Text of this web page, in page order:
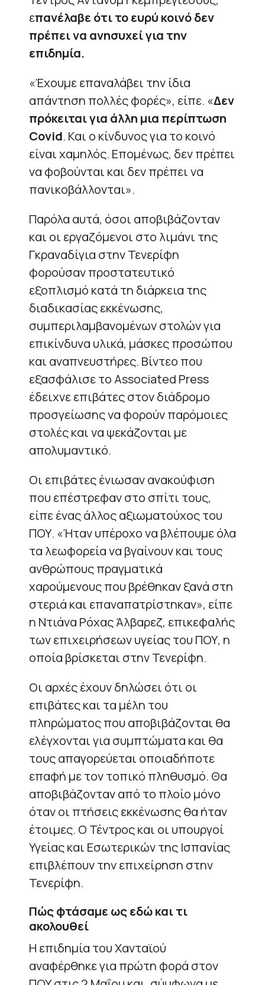
επανέλαβε ότι το ευρύ κοινό δεν
πρέπει να ανησυχεί για την
επιδημία.
«Έχουμε επαναλάβει την ίδια
απάντηση πολλές φορές», είπε. «Δεν
πρόκειται για άλλη μια περίπτωση
Covid. Και ο κίνδυνος για το κοινό
είναι χαμηλός. Επομένως, δεν πρέπει
να φοβούνται και δεν πρέπει να
πανικοβάλλονται».
Παρόλα αυτά, όσοι αποβιβάζονταν
και οι εργαζόμενοι στο λιμάνι της
Γκραναδίγια στην Τενερίφη
φορούσαν προστατευτικό
εξοπλισμό κατά τη διάρκεια της
διαδικασίας εκκένωσης,
συμπεριλαμβανομένων στολών για
επικίνδυνα υλικά, μάσκες προσώπου
και αναπνευστήρες. Βίντεο που
εξασφάλισε το Associated Press
έδειχνε επιβάτες στον διάδρομο
προσγείωσης να φορούν παρόμοιες
στολές και να ψεκάζονται με
απολυμαντικό.
Οι επιβάτες ένιωσαν ανακούφιση
που επέστρεφαν στο σπίτι τους,
είπε ένας άλλος αξιωματούχος του
ΠΟΥ. «Ήταν υπέροχο να βλέπουμε όλα
τα λεωφορεία να βγαίνουν και τους
ανθρώπους πραγματικά
χαρούμενους που βρέθηκαν ξανά στη
στεριά και επαναπατρίστηκαν», είπε
η Ντιάνα Ρόχας Άλβαρεζ, επικεφαλής
των επιχειρήσεων υγείας του ΠΟΥ, η
οποία βρίσκεται στην Τενερίφη.
Οι αρχές έχουν δηλώσει ότι οι
επιβάτες και τα μέλη του
πληρώματος που αποβιβάζονται θα
ελέγχονται για συμπτώματα και θα
τους απαγορεύεται οποιαδήποτε
επαφή με τον τοπικό πληθυσμό. Θα
αποβιβάζονταν από το πλοίο μόνο
όταν οι πτήσεις εκκένωσης θα ήταν
έτοιμες. Ο Τέντρος και οι υπουργοί
Υγείας και Εσωτερικών της Ισπανίας
επιβλέπουν την επιχείρηση στην
Τενερίφη.
Πώς φτάσαμε ως εδώ και τι
ακολουθεί
Η επιδημία του Χανταϊού
αναφέρθηκε για πρώτη φορά στον